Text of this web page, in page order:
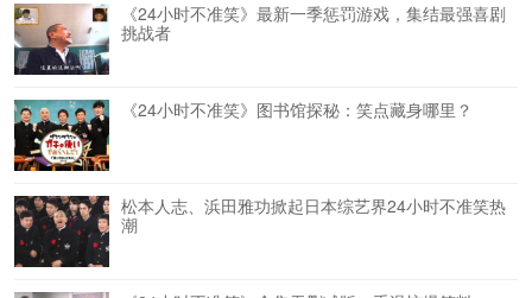
《24小时不准笑》最新一季惩罚游戏，集结最强喜剧
挑战者
《24小时不准笑》图书馆探秘：笑点藏身哪里？
松本人志、浜田雅功掀起日本综艺界24小时不准笑热
潮